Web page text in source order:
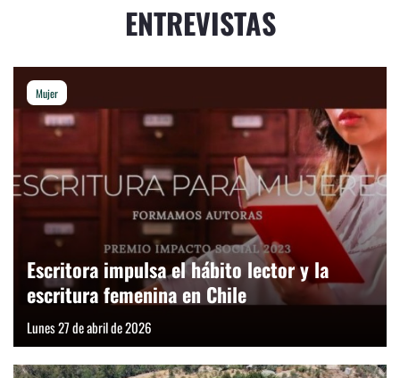
ENTREVISTAS
Mujer
Escritora impulsa el hábito lector y la
escritura femenina en Chile
Lunes 27 de abril de 2026